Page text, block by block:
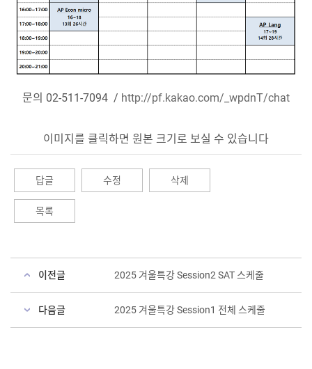
문의 02-511-7094 / http://pf.kakao.com/_wpdnT/chat
이미지를 클릭하면 원본 크기로 보실 수 있습니다
답글 수정 삭제
목록
이전글 2025 겨울특강 Session2 SAT 스케줄
다음글 2025 겨울특강 Session1 전체 스케줄